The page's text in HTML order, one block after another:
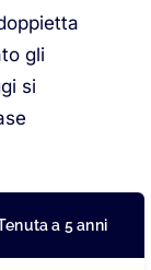
gli
si
a 5 anni